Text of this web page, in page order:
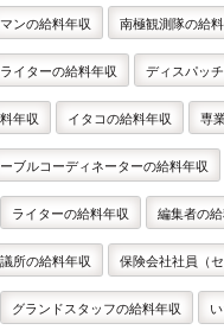
マンの給料年収 南極観測隊の給
ライターの給料年収 ディスパッ
料年収 イタコの給料年収 専
ーブルコーディネーターの給料年収
ライターの給料年収 編集者の
議所の給料年収 保険会社社員（
グランドスタッフの給料年収